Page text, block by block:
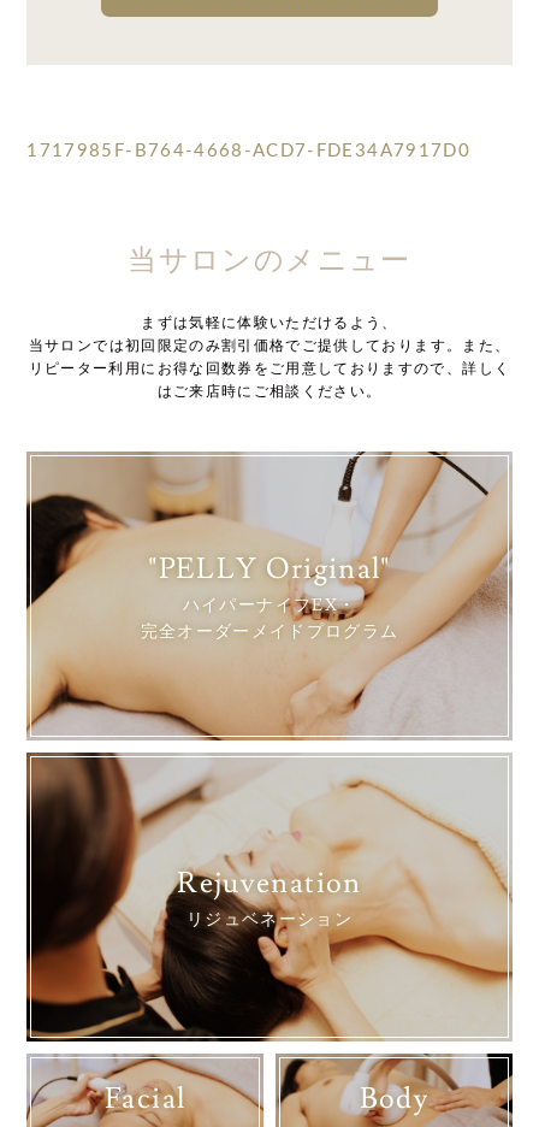
1717985F-B764-4668-ACD7-FDE34A7917D0
当サロンのメニュー
まずは気軽に体験いただけるよう、
当サロンでは初回限定のみ割引価格でご提供しております。また、
リピーター利用にお得な回数券をご用意しておりますので、詳しく
はご来店時にご相談ください。
"PELLY Original"
ハイパーナイフEX・
完全オーダーメイドプログラム
Rejuvenation
リジュベネーション
Facial Body